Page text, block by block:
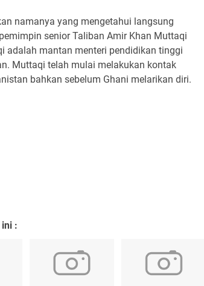
namanya yang mengetahui langsung
senior Taliban Amir Khan Muttaqi
adalah mantan menteri pendidikan tinggi
Muttaqi telah mulai melakukan kontak
bahkan sebelum Ghani melarikan diri.
: